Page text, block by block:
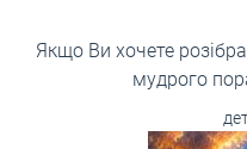
Якщо Ви хочете
мудрого